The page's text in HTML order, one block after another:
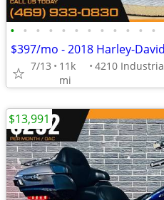
• • • • • • • • • • • •
$397/mo - 2018 Harley-
7/13
11k
mi
$13,991